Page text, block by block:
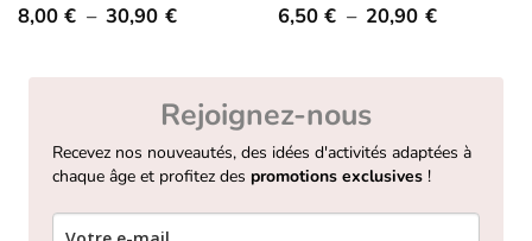
Note 5.00
8,00€ – 30,90 €Plage
8,00 €
30,90 €
Note 5.00
6,50€ – 20,90 €Plage
6,50 €
Rejoignez-nous
Recevez nos nouveautés, des idées d'activités adaptées à
chaque âge et profitez des promotions exclusives !